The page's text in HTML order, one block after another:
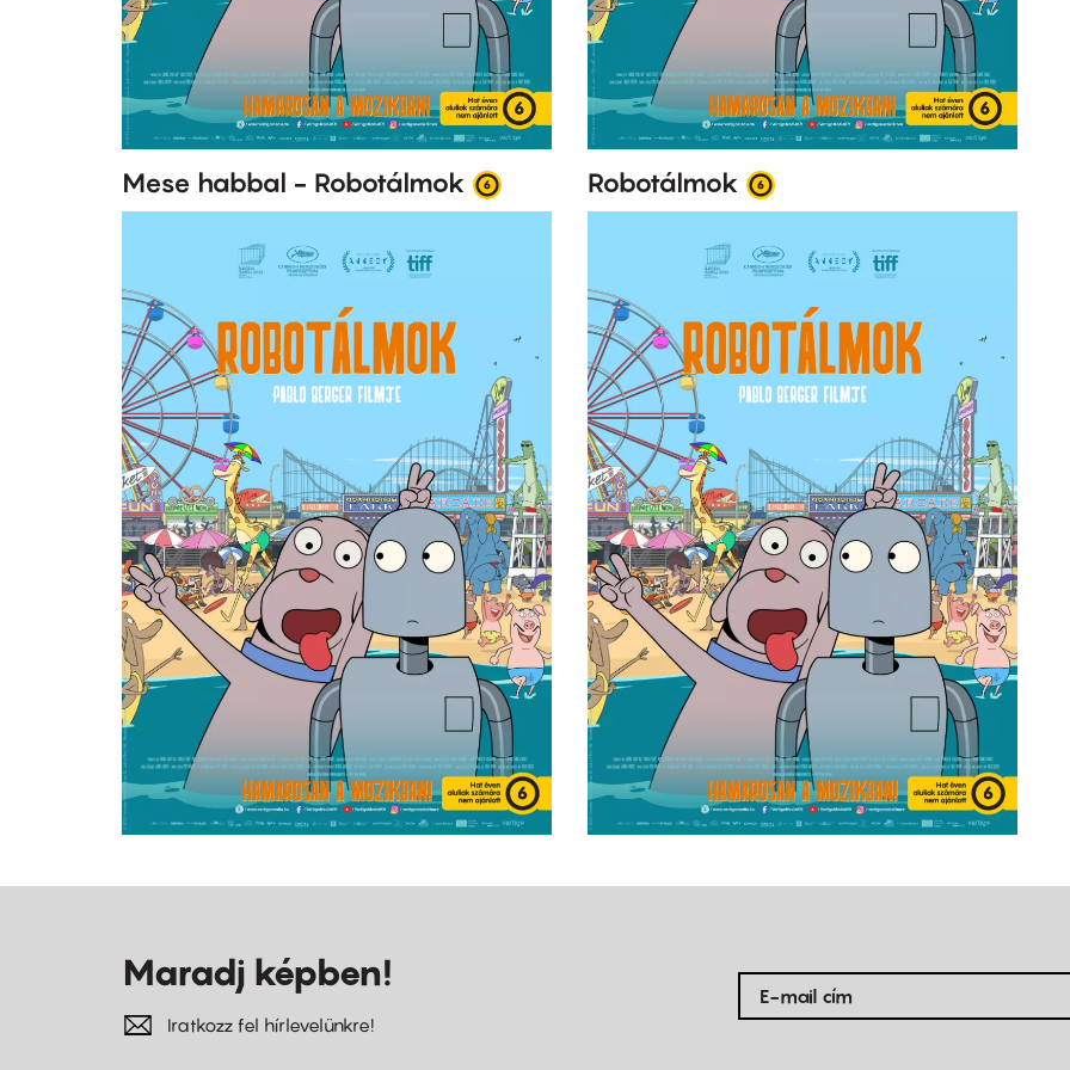
Mese habbal - Robotálmok Robotálmok
Maradj képben!
Iratkozz fel hírlevelünkre!